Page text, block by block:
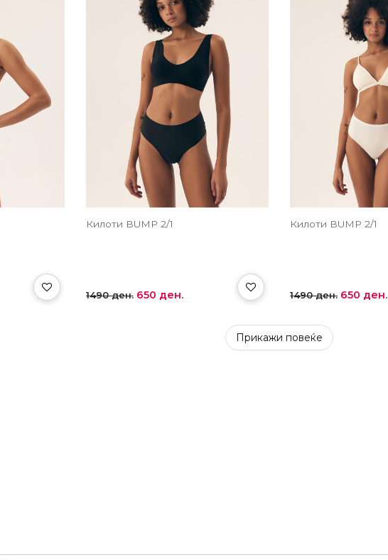
Килоти BUMP 2/1
1490 ден. 650 ден.
Килоти BUMP 2/1
1490 ден. 650 ден.
Прикажи повеќе